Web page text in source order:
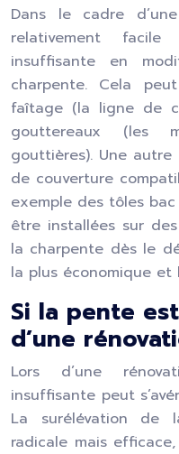
Dans le cadre
relativement
insuffisante en
charpente. Cela
faîtage (la ligne de
gouttereaux (les
gouttières). Une
de couverture
exemple des tôles
être installées sur
la charpente dès le
la plus économique et
Si la pente
d’une
Lors d’une
insuffisante peut
La surélévation de
radicale mais